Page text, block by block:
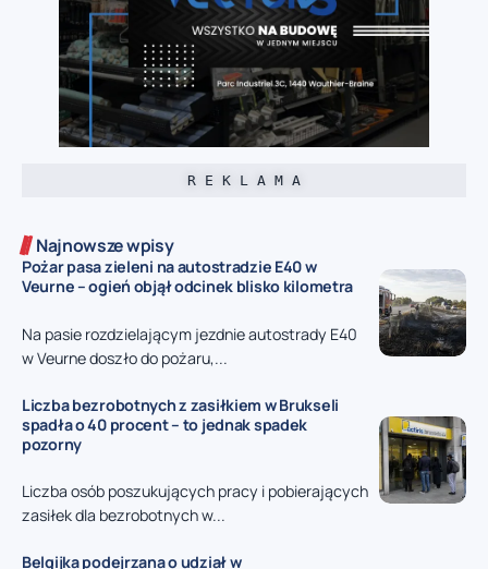
R E K L A M A
Najnowsze wpisy
Pożar pasa zieleni na autostradzie E40 w
Veurne – ogień objął odcinek blisko kilometra
Na pasie rozdzielającym jezdnie autostrady E40
w Veurne doszło do pożaru,...
Liczba bezrobotnych z zasiłkiem w Brukseli
spadła o 40 procent – to jednak spadek
pozorny
Liczba osób poszukujących pracy i pobierających
zasiłek dla bezrobotnych w...
Belgijka podejrzana o udział w